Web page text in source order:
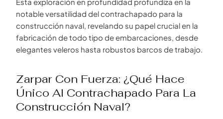
notable versatilidad del contrachapado para la
construcción naval, revelando su papel crucial en la
fabricación de todo tipo de embarcaciones, desde
elegantes veleros hasta robustos barcos de trabajo.
Zarpar Con Fuerza: ¿Qué Hace
Único Al Contrachapado Para La
Construcción Naval?